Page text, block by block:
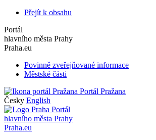
Přejít k obsahu
Portál
hlavního města Prahy
Praha.eu
Povinně zveřejňované informace
Městské části
Portál Pražana
Česky English
Portál
hlavního města Prahy
Praha.eu